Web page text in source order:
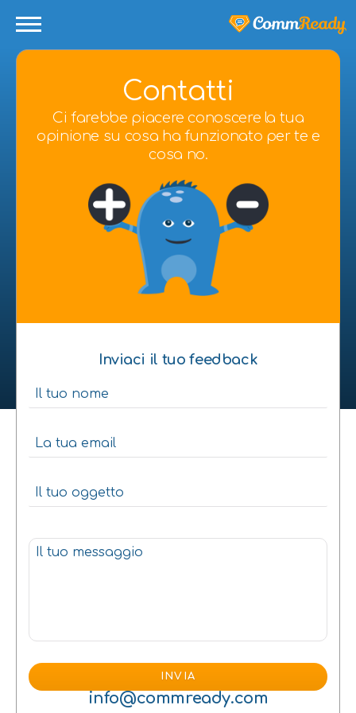
Contatti
Ci farebbe piacere conoscere la tua
opinione su cosa ha funzionato per te e
cosa no.
Inviaci il tuo feedback
info@commready.com